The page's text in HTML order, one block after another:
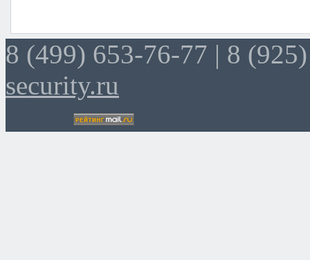
8 (499) 653-76-77 | 8
security.ru